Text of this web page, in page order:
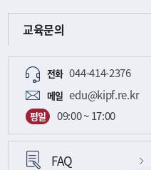
교육문의
전화 044-414-2376
메일 edu@kipf.re.kr
평일 09:00 ~ 17:00
FAQ